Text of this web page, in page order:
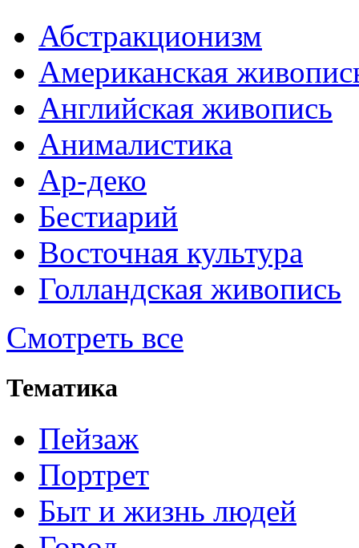
Абстракционизм
Американская
Английская живопись
Анималистика
Ар-деко
Бестиарий
Восточная культура
Голландская живопись
Смотреть все
Тематика
Пейзаж
Портрет
Быт и жизнь людей